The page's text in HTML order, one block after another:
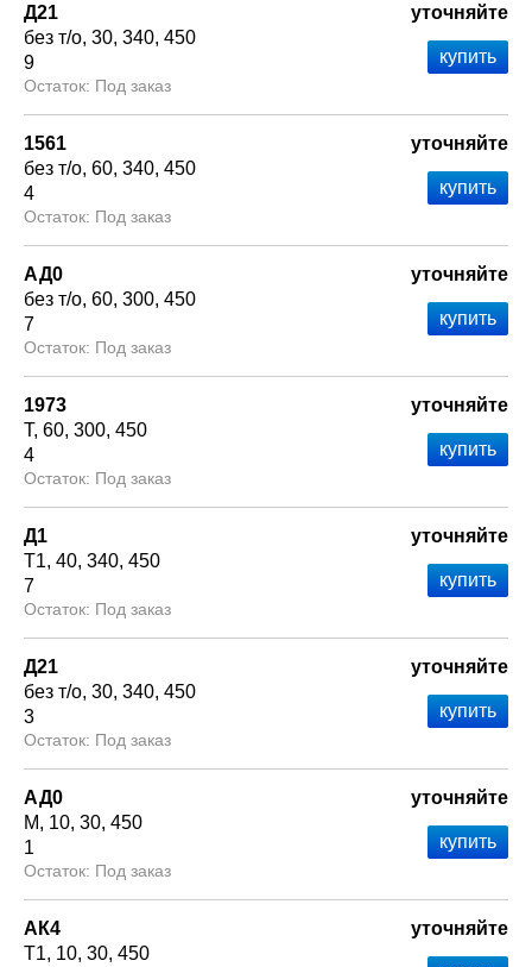
Д21
без т/о 30 340 450
9
Под заказ
уточняйте
1561
без т/о 60 340 450
4
Под заказ
уточняйте
АД0
без т/о 60 300 450
7
Под заказ
уточняйте
1973
Т 60 300 450
4
Под заказ
уточняйте
Д1
Т1 40 340 450
7
Под заказ
уточняйте
Д21
без т/о 30 340 450
3
Под заказ
уточняйте
АД0
М
10 30 450
1
Под заказ
уточняйте
АК4
Т1 10 30 450
уточняйте